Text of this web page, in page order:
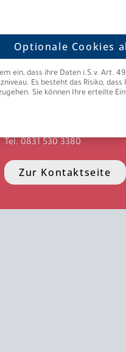
Kontakt
Kinderwunschklinik
Tel. 0831 530 3380
Zur Kontaktseite
Optionale Cookies
ein, dass ihre Daten i.S.v. Art. 49
Es besteht das Risiko, dass
Sie können Ihre erteilte